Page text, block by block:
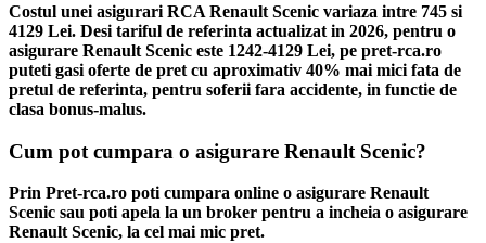
Costul unei asigurari RCA Renault Scenic variaza intre 745 si
4129 Lei. Desi tariful de referinta actualizat in 2026, pentru o
asigurare Renault Scenic este 1242-4129 Lei, pe pret-rca.ro
puteti gasi oferte de pret cu aproximativ 40% mai mici fata de
pretul de referinta, pentru soferii fara accidente, in functie de
clasa bonus-malus.
Cum pot cumpara o asigurare Renault Scenic?
Prin Pret-rca.ro poti cumpara online o asigurare Renault
Scenic sau poti apela la un broker pentru a incheia o asigurare
Renault Scenic, la cel mai mic pret.